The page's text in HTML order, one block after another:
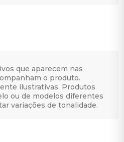
que aparecem nas
o produto.
ilustrativas. Produtos
ou de modelos diferentes
variações de tonalidade.